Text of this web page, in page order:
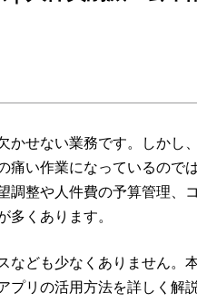
かせない業務です。しかし
痛い作業になっているので
調整や人件費の予算管理、
多くあります。
なども少なくありません。
プリの活用方法を詳しく解